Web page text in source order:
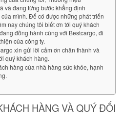
và đang từng bước khẳng định
mình. Để có được những phát triển
nay chúng tôi biết ơn tới quý khách
đồng hành cùng với Bestcargo, đi
của công ty.
xin gửi lời cảm ơn chân thành và
quý khách hàng.
hàng của nhà hàng sức khỏe, hạnh
HÀNG VÀ QUÝ ĐỐI